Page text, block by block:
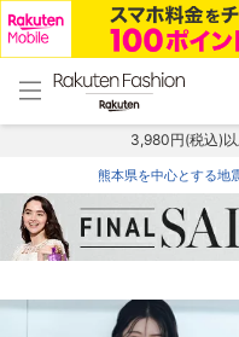
menu home
トップ
3,980円(税込)
熊本県を中心とする地